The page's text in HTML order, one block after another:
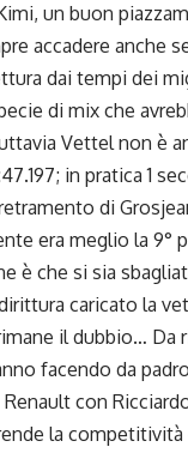
un buon
accadere anche
dai tempi dei
di mix che
Vettel non è
in pratica 1
di
era meglio la 9°
è che si sia
caricato la
il dubbio… Da
facendo da
con
la